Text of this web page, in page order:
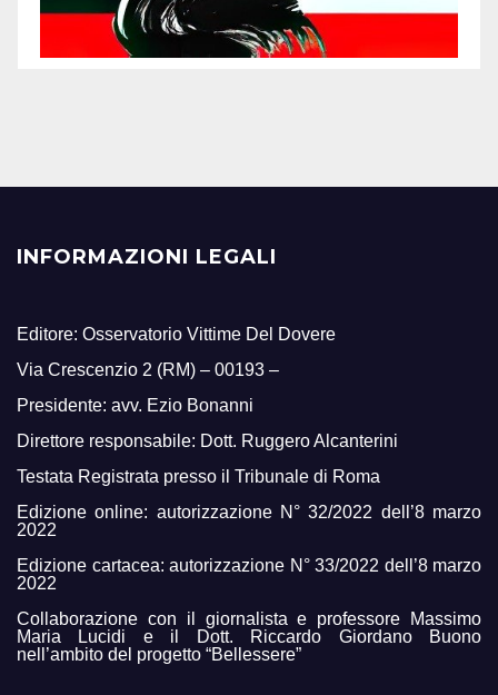
INFORMAZIONI LEGALI
Editore: Osservatorio Vittime Del Dovere
Via Crescenzio 2 (RM) – 00193 –
Presidente: avv. Ezio Bonanni
Direttore responsabile: Dott. Ruggero Alcanterini
Testata Registrata presso il Tribunale di Roma
Edizione online: autorizzazione N° 32/2022 dell’8 marzo
2022
Edizione cartacea: autorizzazione N° 33/2022 dell’8 marzo
2022
Collaborazione con il giornalista e professore Massimo
Maria Lucidi e il Dott. Riccardo Giordano Buono
nell’ambito del progetto “Bellessere”